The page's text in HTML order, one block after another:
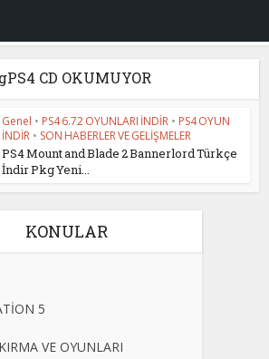
CD OKUMUYOR
Genel • PS4 6.72 OYUNLARI İNDİR • PS4 OYUN
İNDİR • SON HABERLER VE GELİŞMELER
PS4 Mount and Blade 2 Bannerlord Türkçe
İndir Pkg Yeni...
KONULAR
5
VE OYUNLARI